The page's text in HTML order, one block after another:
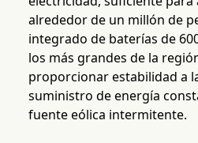
alrededor de un millón de
integrado de baterías de
los más grandes de la
proporcionar estabilidad a
suministro de energía
fuente eólica intermitente.